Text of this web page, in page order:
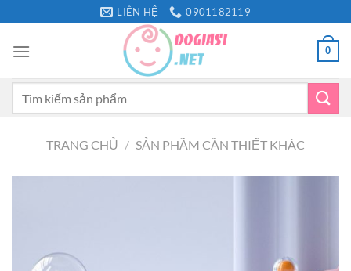
qua
nội
LIÊN HỆ 0901182119
0
TRANG CHỦ / SẢN PHẦM CẦN THIẾT KHÁC